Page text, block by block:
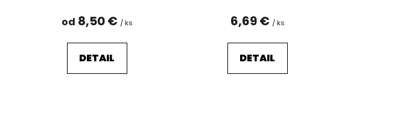
od 8,50 € / ks
DETAIL
6,69 € / ks
DETAIL